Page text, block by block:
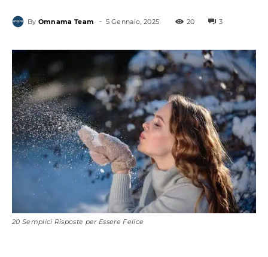
By Omnama Team - 5 Gennaio, 2025 20 3
20 Semplici Risposte per Essere Felice